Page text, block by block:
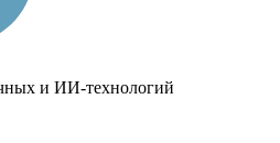
и ИИ-технологий